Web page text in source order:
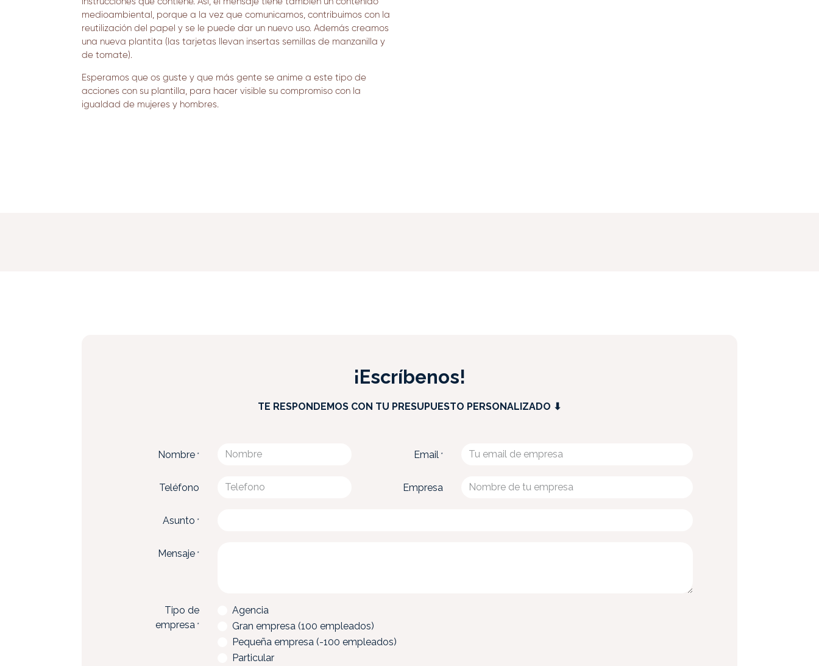
medioambiental, porque a la vez que comunicamos, contribuimos con la
reutilización del papel y se le puede dar un nuevo uso. Además creamos
una nueva plantita (las tarjetas llevan insertas semillas de manzanilla y
de tomate).
Esperamos que os guste y que más gente se anime a este tipo de
acciones con su plantilla, para hacer visible su compromiso con la
igualdad de mujeres y hombres.